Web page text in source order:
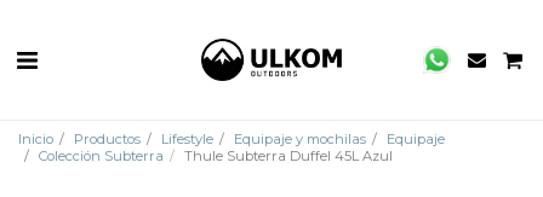
Inicio Productos Lifestyle Equipaje y mochilas
Equipaje
Colección Subterra
Thule Subterra Duffel 45L Azul